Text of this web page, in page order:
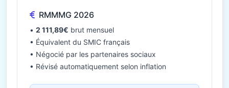
RMMMG 2026
• 2 111,89€ brut mensuel
• Équivalent du SMIC français
• Négocié par les partenaires sociaux
• Révisé automatiquement selon inflation